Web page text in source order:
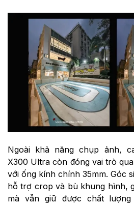
Ngoài khả năng chụp ảnh,
X300 Ultra còn đóng vai trò
với ống kính chính 35mm. Góc
hỗ trợ crop và bù khung hình,
mà vẫn giữ được chất